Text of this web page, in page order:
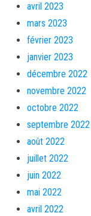
avril 2023
mars 2023
février 2023
janvier 2023
décembre 2022
novembre 2022
octobre 2022
septembre 2022
août 2022
juillet 2022
juin 2022
mai 2022
avril 2022